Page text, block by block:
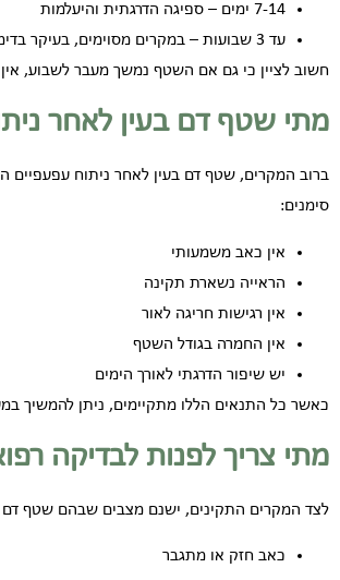
7-14 ימים – ספיגה הדרגתית והיעלמות
עד 3 שבועות – במקרים מסוימים, בעיקר בדימומים גדולים יותר
חשוב לציין כי גם אם השטף נמשך מעבר לשבוע,
מתי שטף דם בעין לאחר
ברוב המקרים, שטף דם בעין לאחר ניתוח עפעפיים
סימנים:
אין כאב משמעותי
הראייה נשארת תקינה
אין רגישות חריגה לאור
אין החמרה בגודל השטף
יש שיפור הדרגתי לאורך הימים
כאשר כל התנאים הללו מתקיימים, ניתן להמשיך
מתי צריך לפנות לבדיקה
לצד המקרים התקינים, ישנם מצבים שבהם שטף דם
כאב חזק או מתגבר